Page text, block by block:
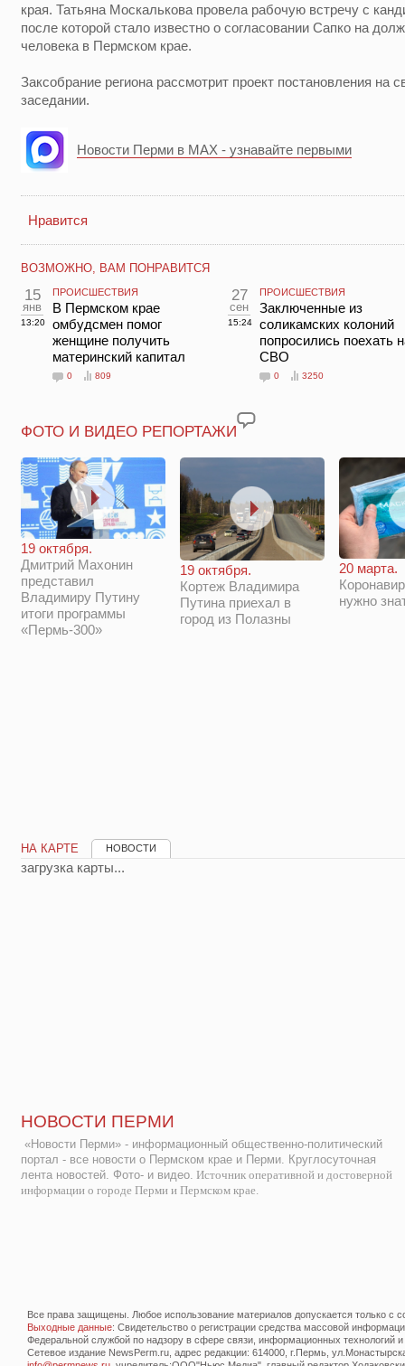
края. Татьяна Москалькова провела рабочую встречу с
после которой стало известно о согласовании Сапко на
человека в Пермском крае.
Заксобрание региона рассмотрит проект постановления на
заседании.
Новости Перми в MAX - узнавайте первыми
Нравится
ВОЗМОЖНО, ВАМ ПОНРАВИТСЯ
15
янв
13:20
ПРОИСШЕСТВИЯ
В Пермском крае
омбудсмен помог
женщине получить
материнский капитал
0 809
27
сен
15:24
ПРОИСШЕСТВИЯ
Заключенные из
соликамских колоний
попросились поехать
СВО
0 3250
ФОТО И ВИДЕО РЕПОРТАЖИ
19 октября.
Дмитрий Махонин
представил
Владимиру Путину
итоги программы
«Пермь-300»
19 октября.
Кортеж Владимира
Путина приехал в
город из Полазны
20 марта.
нужно
НА КАРТЕ НОВОСТИ
загрузка карты...
НОВОСТИ ПЕРМИ
«Новости Перми» - информационный общественно-политический
портал - все новости о Пермском крае и Перми. Круглосуточная
лента новостей. Фото- и видео. Источник оперативной и достоверной
информации о городе Перми и Пермском крае.
Все права защищены. Любое использование материалов допускается только с
Выходные данные: Свидетельство о регистрации средства массовой
Федеральной службой по надзору в сфере связи, информационных технологий
Сетевое издание NewsPerm.ru, адрес редакции: 614000, г.Пермь,